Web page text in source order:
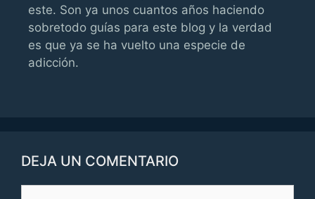
este. Son ya unos cuantos años haciendo
sobretodo guías para este blog y la verdad
es que ya se ha vuelto una especie de
adicción.
DEJA UN COMENTARIO